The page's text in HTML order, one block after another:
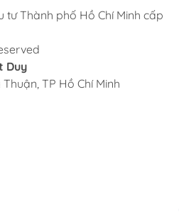
tư Thành phố Hồ Chí Minh cấp
Duy
TP Hồ Chí Minh